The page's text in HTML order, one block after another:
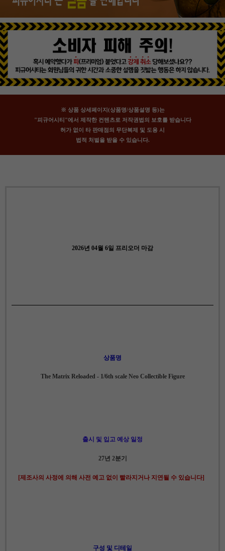
※ 상품 상세페이지(상품명/상품설명 등)는
"피규어시티"에서 제작한 컨텐츠로 저작권법의 보호를 받습니다
허가 없이 타 판매점의 무단복제 및 도용 시
법적 처벌을 받을 수 있습니다.
2026년 04월 6일 프리오더 마감
상품명
The Matrix Reloaded - 1/6th scale Neo Collectible Figure
출시 및 입고 예상 일정
27년 2분기
[제조사의 사정에 의해 사전 예고 없이 빨라지거나 지연될 수 있습니다]
구성 및 디테일